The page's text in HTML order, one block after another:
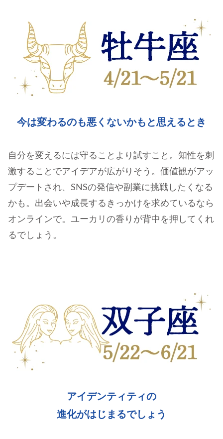
今は変わるのも悪くないかもと思えるとき
自分を変えるには守ることより試すこと。知性を刺
激することでアイデアが広がりそう。価値観がアッ
プデートされ、SNSの発信や副業に挑戦したくなる
かも。出会いや成長するきっかけを求めているなら
オンラインで。ユーカリの香りが背中を押してくれ
るでしょう。
アイデンティティの
進化がはじまるでしょう